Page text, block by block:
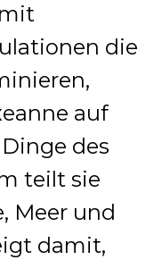
die
auf
des
teilt sie
Meer und
damit,